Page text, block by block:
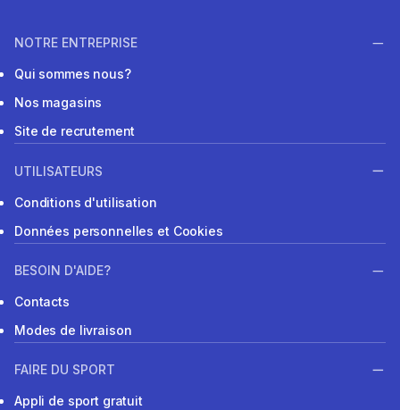
NOTRE ENTREPRISE
Qui sommes nous?
Nos magasins
Site de recrutement
UTILISATEURS
Conditions d'utilisation
Données personnelles et Cookies
BESOIN D'AIDE?
Contacts
Modes de livraison
FAIRE DU SPORT
Appli de sport gratuit